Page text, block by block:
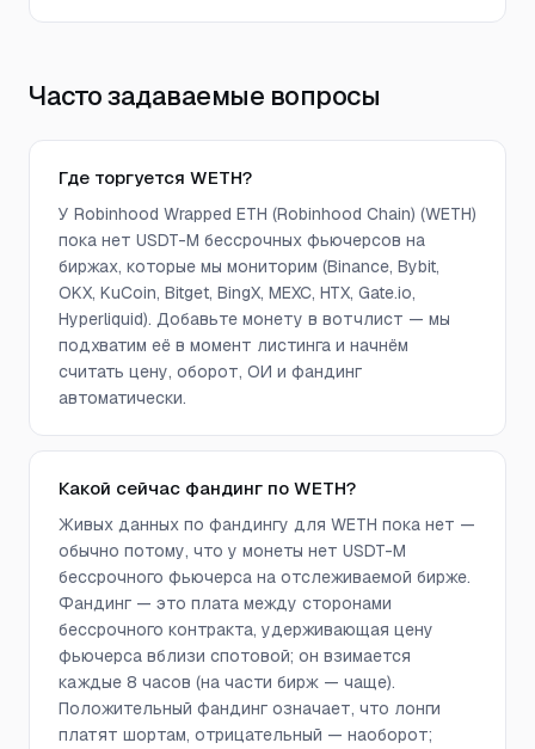
Часто задаваемые вопросы
Где торгуется WETH?
У Robinhood Wrapped ETH (Robinhood Chain) (WETH)
пока нет USDT-M бессрочных фьючерсов на
биржах, которые мы мониторим (Binance, Bybit,
OKX, KuCoin, Bitget, BingX, MEXC, HTX, Gate.io,
Hyperliquid). Добавьте монету в вотчлист — мы
подхватим её в момент листинга и начнём
считать цену, оборот, ОИ и фандинг
автоматически.
Какой сейчас фандинг по WETH?
Живых данных по фандингу для WETH пока нет —
обычно потому, что у монеты нет USDT-M
бессрочного фьючерса на отслеживаемой бирже.
Фандинг — это плата между сторонами
бессрочного контракта, удерживающая цену
фьючерса вблизи спотовой; он взимается
каждые 8 часов (на части бирж — чаще).
Положительный фандинг означает, что лонги
платят шортам, отрицательный — наоборот;